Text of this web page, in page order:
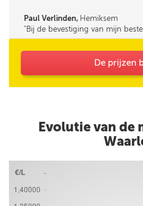
leek me. Verder was de service
Paul Verlinden, Hemiksem
Bij de bevestiging van mijn
mijn opmerking (Korting HNN
De prijzen
Evolutie van de